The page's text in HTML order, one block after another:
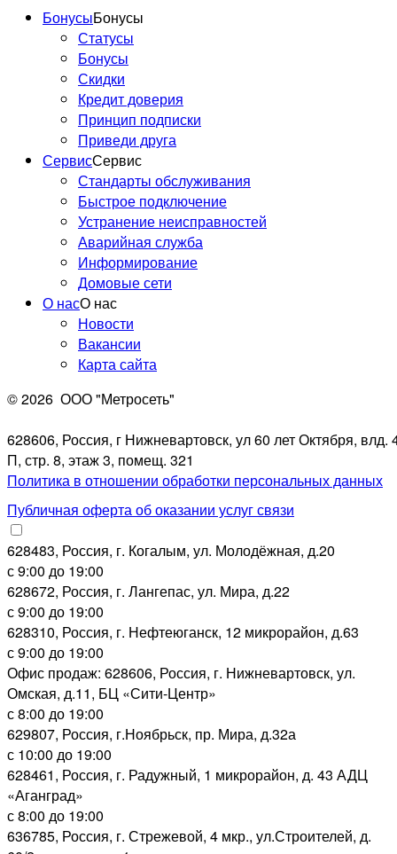
БонусыБонусы
Статусы
Бонусы
Скидки
Кредит доверия
Принцип подписки
Приведи друга
СервисСервис
Стандарты обслуживания
Быстрое подключение
Устранение неисправностей
Аварийная служба
Информирование
Домовые сети
О насО нас
Новости
Вакансии
Карта сайта
© 2026 ООО "Метросеть"
628606, Россия, г Нижневартовск, ул 60 лет Октября, влд.
П, стр. 8, этаж 3, помещ. 321
Политика в отношении обработки персональных данных
Публичная оферта об оказании услуг связи
628483, Россия, г. Когалым, ул. Молодёжная, д.20
с 9:00 до 19:00
628672, Россия, г. Лангепас, ул. Мира, д.22
с 9:00 до 19:00
628310, Россия, г. Нефтеюганск, 12 микрорайон, д.63
с 9:00 до 19:00
Офис продаж: 628606, Россия, г. Нижневартовск, ул.
Омская, д.11, БЦ «Сити-Центр»
с 8:00 до 19:00
629807, Россия, г.Ноябрьск, пр. Мира, д.32а
с 10:00 до 19:00
628461, Россия, г. Радужный, 1 микрорайон, д. 43 АДЦ
«Аганград»
с 8:00 до 19:00
636785, Россия, г. Стрежевой, 4 мкр., ул.Строителей, д.